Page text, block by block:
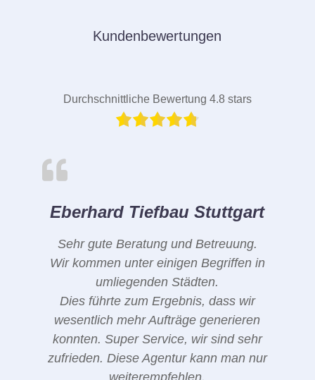
Kundenbewertungen
Durchschnittliche Bewertung 4.8 stars
Eberhard Tiefbau Stuttgart
Sehr gute Beratung und Betreuung.
Wir kommen unter einigen Begriffen in
umliegenden Städten.
Dies führte zum Ergebnis, dass wir
wesentlich mehr Aufträge generieren
konnten. Super Service, wir sind sehr
zufrieden. Diese Agentur kann man nur
weiterempfehlen.